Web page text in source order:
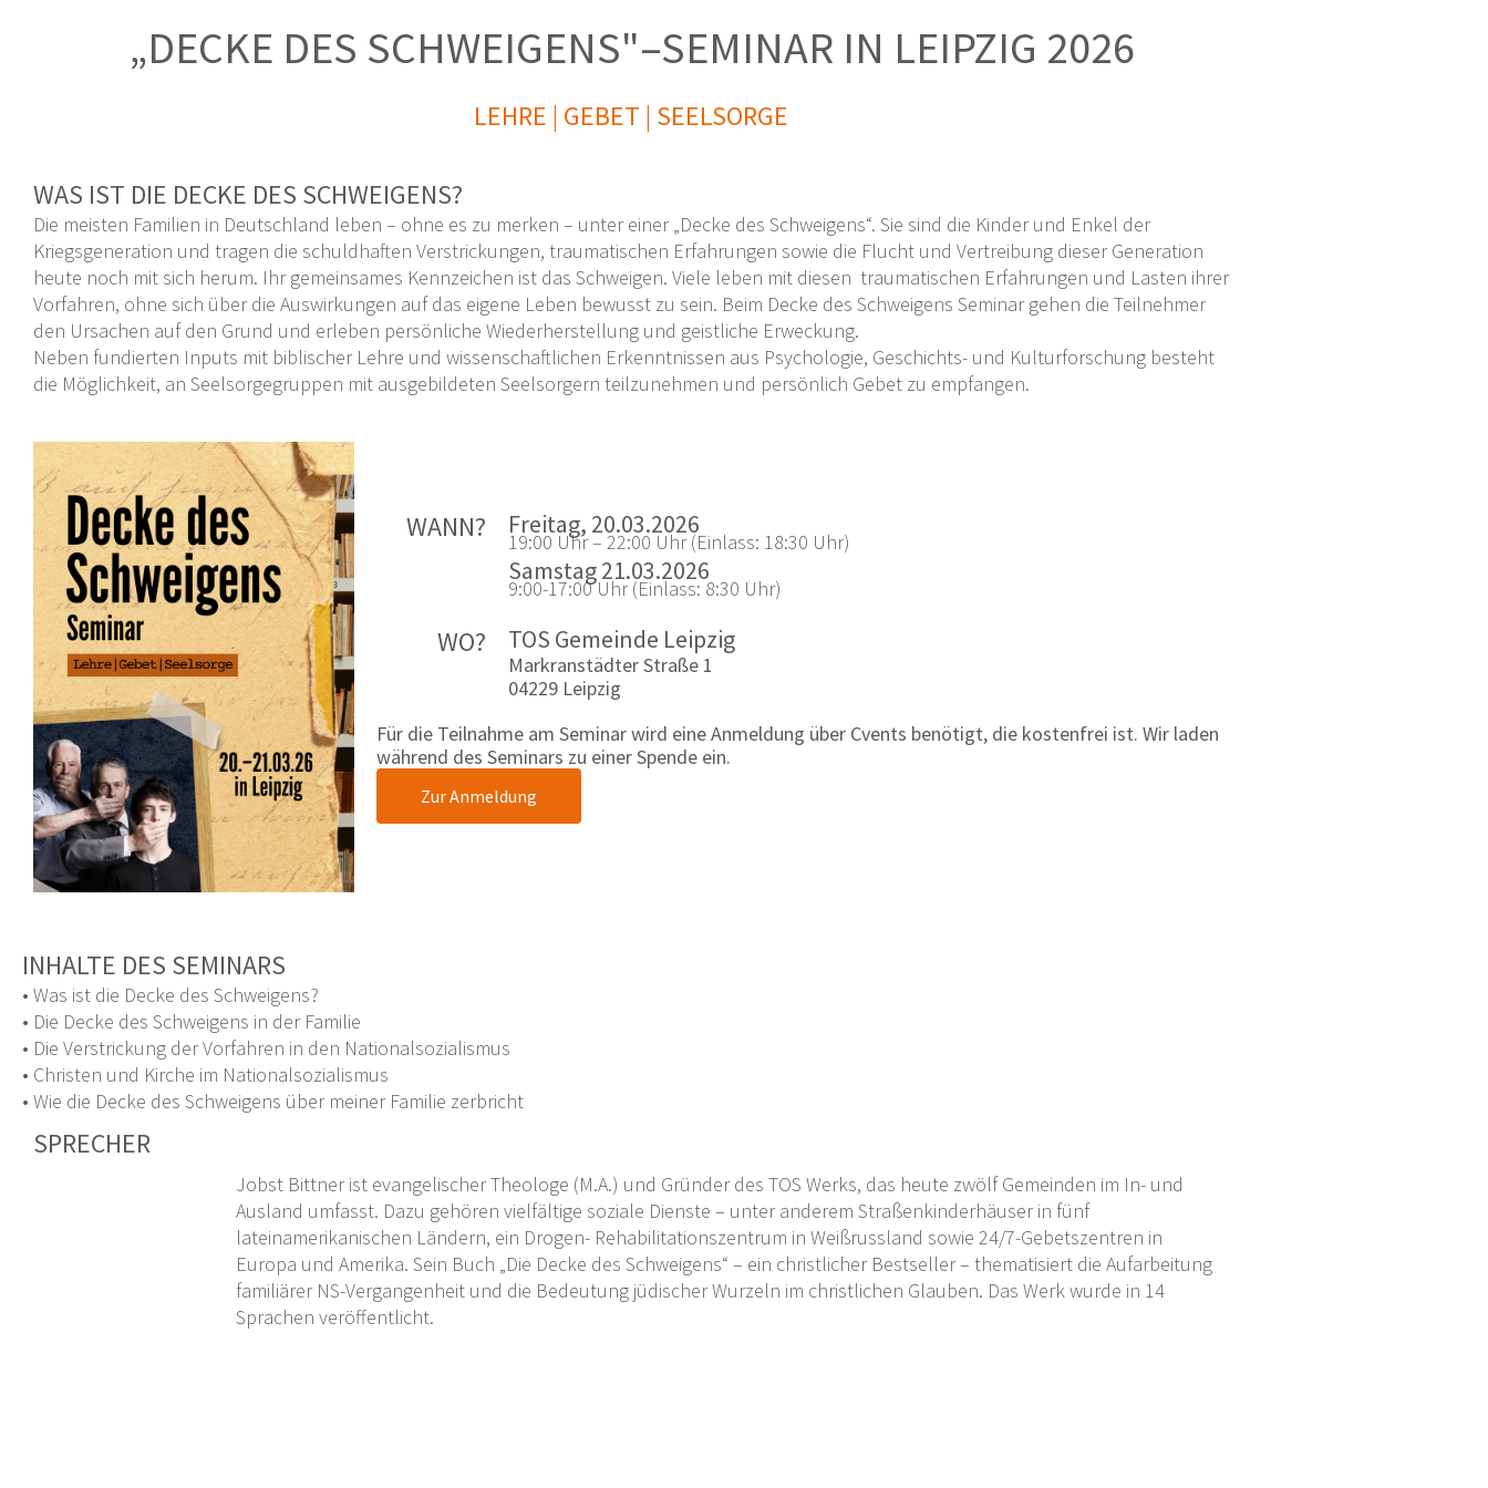
„DECKE DES SCHWEIGENS"–SEMINAR IN LEIPZIG 2026
LEHRE | GEBET | SEELSORGE
WAS IST DIE DECKE DES SCHWEIGENS?
Die meisten Familien in Deutschland leben – ohne es zu merken – unter einer „Decke des Schweigens“. Sie sind die Kinder und Enkel der
Kriegsgeneration und tragen die schuldhaften Verstrickungen, traumatischen Erfahrungen sowie die Flucht und Vertreibung dieser Generation
heute noch mit sich herum. Ihr gemeinsames Kennzeichen ist das Schweigen. Viele leben mit diesen traumatischen Erfahrungen und Lasten ihrer
Vorfahren, ohne sich über die Auswirkungen auf das eigene Leben bewusst zu sein. Beim Decke des Schweigens Seminar gehen die Teilnehmer
den Ursachen auf den Grund und erleben persönliche Wiederherstellung und geistliche Erweckung.
Neben fundierten Inputs mit biblischer Lehre und wissenschaftlichen Erkenntnissen aus Psychologie, Geschichts- und Kulturforschung besteht
die Möglichkeit, an Seelsorgegruppen mit ausgebildeten Seelsorgern teilzunehmen und persönlich Gebet zu empfangen.
WANN? Freitag, 20.03.2026
19:00 Uhr – 22:00 Uhr (Einlass: 18:30 Uhr)
Samstag 21.03.2026
9:00-17:00 Uhr (Einlass: 8:30 Uhr)
WO? TOS Gemeinde Leipzig
Markranstädter Straße 1
04229 Leipzig
Für die Teilnahme am Seminar wird eine Anmeldung über Cvents benötigt, die kostenfrei ist. Wir laden
während des Seminars zu einer Spende ein.
Zur Anmeldung
INHALTE DES SEMINARS
• Was ist die Decke des Schweigens?
• Die Decke des Schweigens in der Familie
• Die Verstrickung der Vorfahren in den Nationalsozialismus
• Christen und Kirche im Nationalsozialismus
• Wie die Decke des Schweigens über meiner Familie zerbricht
SPRECHER
Jobst Bittner ist evangelischer Theologe (M.A.) und Gründer des TOS Werks, das heute zwölf Gemeinden im In- und
Ausland umfasst. Dazu gehören vielfältige soziale Dienste – unter anderem Straßenkinderhäuser in fünf
lateinamerikanischen Ländern, ein Drogen- Rehabilitationszentrum in Weißrussland sowie 24/7-Gebetszentren in
Europa und Amerika. Sein Buch „Die Decke des Schweigens“ – ein christlicher Bestseller – thematisiert die Aufarbeitung
familiärer NS-Vergangenheit und die Bedeutung jüdischer Wurzeln im christlichen Glauben. Das Werk wurde in 14
Sprachen veröffentlicht.